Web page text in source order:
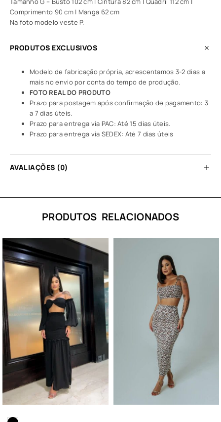
Comprimento 90 cm | Manga 62 cm
Na foto modelo veste P.
PRODUTOS EXCLUSIVOS
Modelo de fabricação própria, acrescentamos 3-2 dias a
mais no envio por conta do tempo de produção.
FOTO REAL DO PRODUTO
Prazo para postagem após confirmação de pagamento: 3
a 7 dias úteis.
Prazo para entrega via PAC: Até 15 dias úteis.
Prazo para entrega via SEDEX: Até 7 dias úteis
AVALIAÇÕES (0)
PRODUTOS RELACIONADOS